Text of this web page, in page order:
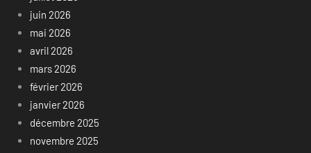
juin 2026
mai 2026
avril 2026
mars 2026
février 2026
janvier 2026
décembre 2025
novembre 2025